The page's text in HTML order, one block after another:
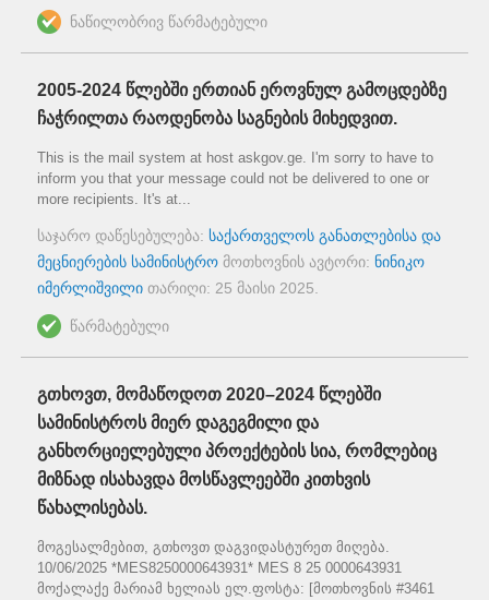
ნაწილობრივ წარმატებული
2005-2024 წლებში ერთიან ეროვნულ გამოცდებზე
ჩაჭრილთა რაოდენობა საგნების მიხედვით.
This is the mail system at host askgov.ge. I'm sorry to have to
inform you that your message could not be delivered to one or
more recipients. It's at...
საჯარო დაწესებულება: საქართველოს განათლებისა და
მეცნიერების სამინისტრო მოთხოვნის ავტორი: ნინიკო
იმერლიშვილი თარიღი: 25 მაისი 2025
წარმატებული
გთხოვთ, მომაწოდოთ 2020–2024 წლებში
სამინისტროს მიერ დაგეგმილი და
განხორციელებული პროექტების სია, რომლებიც
მიზნად ისახავდა მოსწავლეებში კითხვის
წახალისებას.
მოგესალმებით, გთხოვთ დაგვიდასტურეთ მიღება.
10/06/2025 *MES8250000643931* MES 8 25 0000643931
მოქალაქე მარიამ ხელიას ელ.ფოსტა: [მოთხოვნის #3461